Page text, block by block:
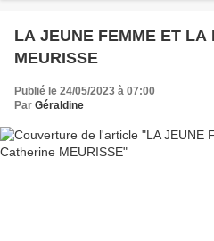
LA JEUNE FEMME ET
MEURISSE
Publié le 24/05/2023 à 07:00
Par Géraldine